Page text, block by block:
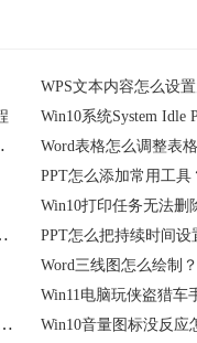
开的解决方法
Word表格怎么调整表
PPT怎么添加常用工
启转圈无法启动解决方法分享
Word三线图怎么绘制
么办？Win11桌面没有我的电脑图标解决方法
Win10音量图标没反应